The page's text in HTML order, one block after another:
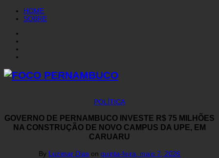
HOME
SOBRE
POLÍTICA
GOVERNO DE PERNAMBUCO INVESTE R$ 75 MILHÕES
NA CONSTRUÇÃO DE NOVO CAMPUS DA UPE, EM
CARUARU
By Luzimar Dias on quinta-feira, maio 7, 2026